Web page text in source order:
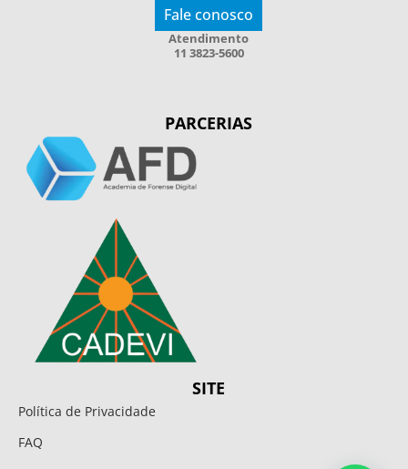
Fale conosco
Atendimento
11 3823-5600
PARCERIAS
SITE
Política de Privacidade
FAQ